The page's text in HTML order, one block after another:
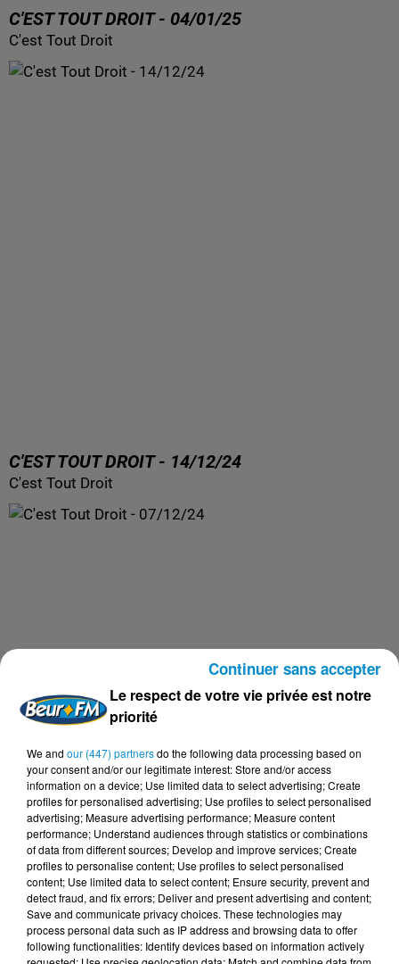
C'EST TOUT DROIT - 04/01/25
C'est Tout Droit
C'EST TOUT DROIT - 14/12/24
C'est Tout Droit
C'EST TOUT DROIT - 07/12/24
C'est Tout Droit
Le respect de votre vie privée est notre
priorité
We and our (447) partnersdo the following data processing based on
your consent and/or our legitimate interest: Store and/or access
information on a device; Use limited data to select advertising; Create
profiles for personalised advertising; Use profiles to select personalised
advertising; Measure advertising performance; Measure content
performance; Understand audiences through statistics or combinations
of data from different sources; Develop and improve services; Create
profiles to personalise content; Use profiles to select personalised
content; Use limited data to select content; Ensure security, prevent and
detect fraud, and fix errors; Deliver and present advertising and content;
Save and communicate privacy choices. These technologies may
process personal data such as IP address and browsing data to offer
following functionalities: Identify devices based on information actively
Continuer sans accepter